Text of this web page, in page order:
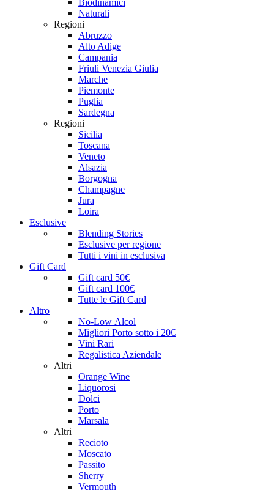
Biodinamici
Naturali
Regioni
Abruzzo
Alto Adige
Campania
Friuli Venezia Giulia
Marche
Piemonte
Puglia
Sardegna
Regioni
Sicilia
Toscana
Veneto
Alsazia
Borgogna
Champagne
Jura
Loira
Esclusive
Blending Stories
Esclusive per regione
Tutti i vini in esclusiva
Gift Card
Gift card 50€
Gift card 100€
Tutte le Gift Card
Altro
No-Low Alcol
Migliori Porto sotto i 20€
Vini Rari
Regalistica Aziendale
Altri
Orange Wine
Liquorosi
Dolci
Porto
Marsala
Altri
Recioto
Moscato
Passito
Sherry
Vermouth